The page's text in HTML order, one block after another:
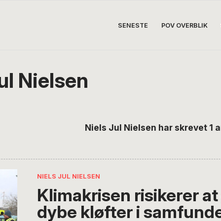
SENESTE POV OVERBLIK
Nielsen
Niels Jul Nielsen har skrevet 1
NIELS JUL NIELSEN
Klimakrisen risikerer
dybe kløfter i